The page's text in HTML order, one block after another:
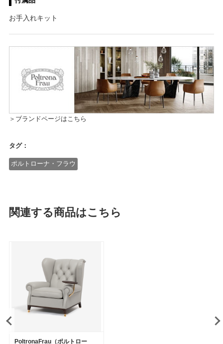
お手入れキット
＞ブランドページはこちら
タグ：
ポルトローナ・フラウ
関連する商品はこちら
PoltronaFrau（ポルトロー